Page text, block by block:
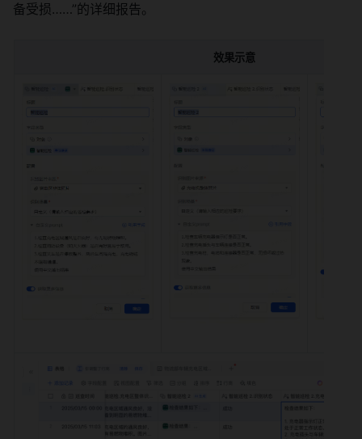
备受损……”的详细报告。
效果示意